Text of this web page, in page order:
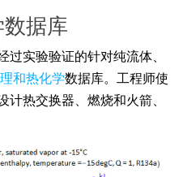
据库
过实验验证的针对纯流体、
和热化学数据库。工程师使
计热交换器、燃烧和火箭、